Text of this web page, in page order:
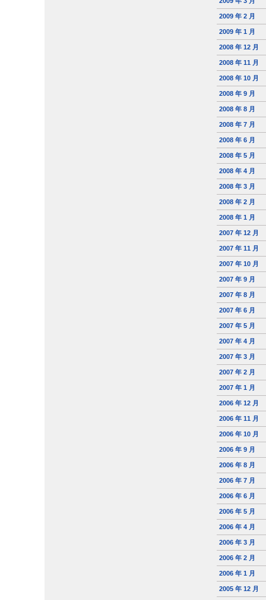
2009 年 2 月
2009 年 1 月
2008 年 12 月
2008 年 11 月
2008 年 10 月
2008 年 9 月
2008 年 8 月
2008 年 7 月
2008 年 6 月
2008 年 5 月
2008 年 4 月
2008 年 3 月
2008 年 2 月
2008 年 1 月
2007 年 12 月
2007 年 11 月
2007 年 10 月
2007 年 9 月
2007 年 8 月
2007 年 6 月
2007 年 5 月
2007 年 4 月
2007 年 3 月
2007 年 2 月
2007 年 1 月
2006 年 12 月
2006 年 11 月
2006 年 10 月
2006 年 9 月
2006 年 8 月
2006 年 7 月
2006 年 6 月
2006 年 5 月
2006 年 4 月
2006 年 3 月
2006 年 2 月
2006 年 1 月
2005 年 12 月